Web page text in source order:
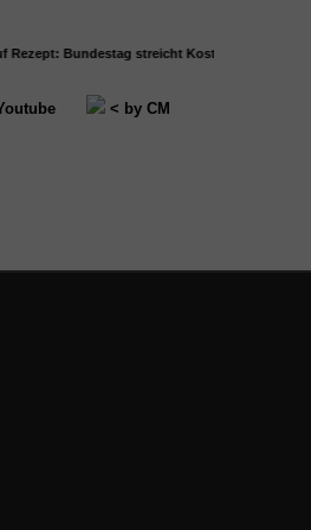
Bundestag streicht Kostenübernahme für...
< by CM